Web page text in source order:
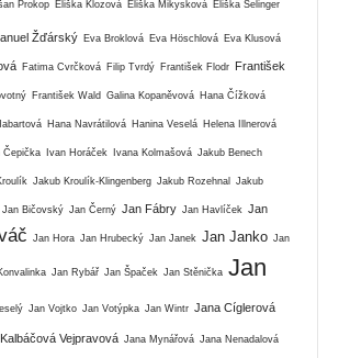
Prokop Eliška Klozová Eliška Mikysková Eliška Selinger
Žďárský Eva Broklová Eva Höschlová Eva Klusová
Fatima Cvrčková Filip Tvrdý František Flodr František
František Wald Galina Kopaněvová Hana Čížková
Hana Navrátilová Hanina Veselá Helena Illnerová
Čepička Ivan Horáček Ivana Kolmašová Jakub Benech
Jakub Kroulík-Klingenberg Jakub Rozehnal Jakub
Jan Bičovský Jan Černý Jan Fábry Jan Havlíček Jan
Jan Hora Jan Hrubecký Jan Janek Jan Janko Jan
Jan Rybář Jan Špaček Jan Stěnička Jan
Jan Vojtko Jan Votýpka Jan Wintr Jana Cíglerová
Vejpravová Jana Mynářová Jana Nenadalová